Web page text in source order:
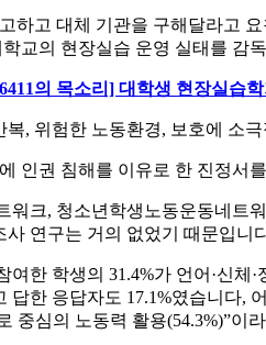
하고 대체 기관을 구해달라고
교의 현장실습 운영 실태를 감
의 목소리] 대학생 현장실습
, 위험한 노동환경, 보호에 소
인권 침해를 이유로 한 진정서
워크, 청소년학생노동운동네트
연구는 거의 없었기 때문입니
한 학생의 31.4%가 언어·신
답한 응답자도 17.1%였습니다,
중심의 노동력 활용(54.3%)”이